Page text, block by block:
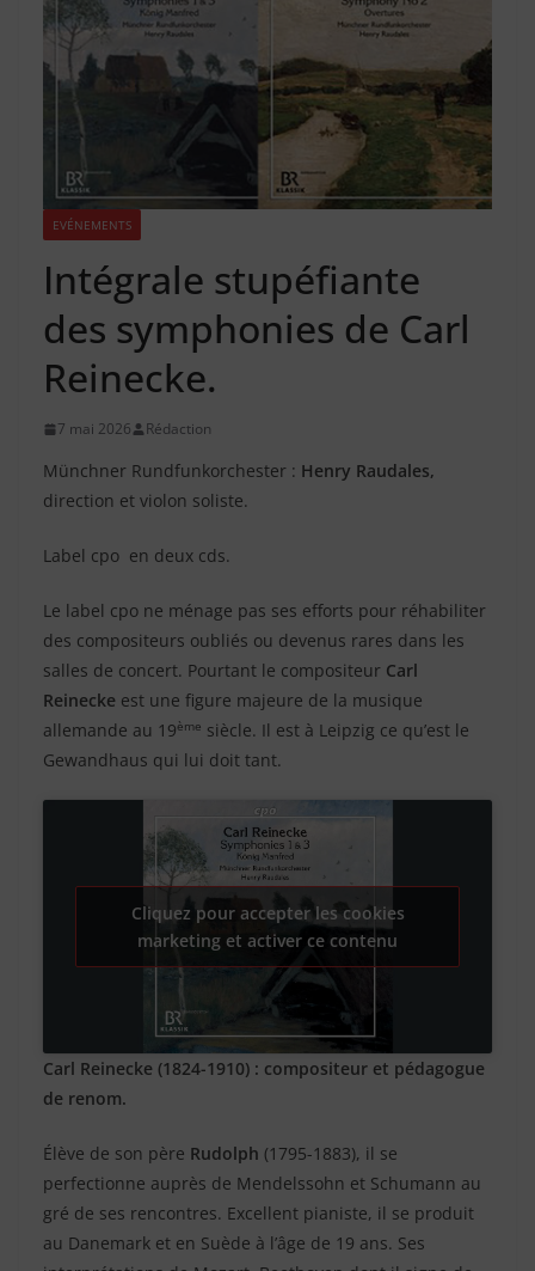
EVÉNEMENTS
Intégrale stupéfiante
des symphonies de Carl
Reinecke.
7 mai 2026 Rédaction
Münchner Rundfunkorchester : Henry Raudales,
direction et violon soliste.
Label cpo en deux cds.
Le label cpo ne ménage pas ses efforts pour réhabiliter
des compositeurs oubliés ou devenus rares dans les
salles de concert. Pourtant le compositeur Carl
Reinecke est une figure majeure de la musique
allemande au 19ème siècle. Il est à Leipzig ce qu’est le
Gewandhaus qui lui doit tant.
Cliquez pour accepter les cookies
marketing et activer ce contenu
Carl Reinecke (1824-1910) : compositeur et pédagogue
de renom.
Élève de son père Rudolph (1795-1883), il se
perfectionne auprès de Mendelssohn et Schumann au
gré de ses rencontres. Excellent pianiste, il se produit
au Danemark et en Suède à l’âge de 19 ans. Ses